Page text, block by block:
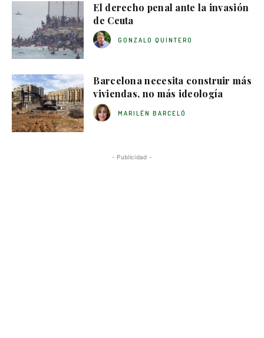
El derecho penal ante la invasión
de Ceuta
GONZALO QUINTERO
Barcelona necesita construir más
viviendas, no más ideología
MARILÉN BARCELÓ
- Publicidad -